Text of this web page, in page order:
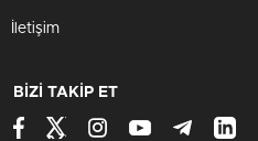
İletişim
BİZİ TAKİP ET